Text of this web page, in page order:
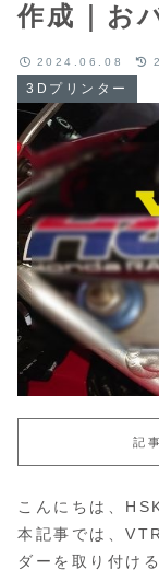
作成｜お
3Dプリンター
2024.06.08
記
こんにちは、
本記事では、
ダーを取り付け